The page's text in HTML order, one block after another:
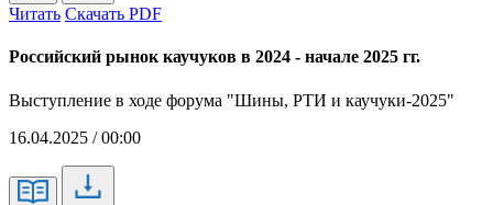
Читать Скачать PDF
Российский рынок каучуков в 2024 - начале 2025 гг.
Выступление в ходе форума "Шины, РТИ и каучуки-2025"
16.04.2025 / 00:00